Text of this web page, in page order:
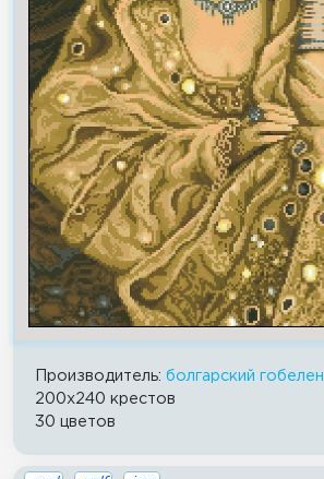
Производитель: болгарский гобелен
200x240 крестов
30 цветов